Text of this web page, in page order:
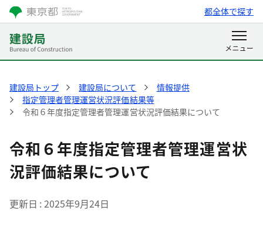
都全体で探す
建設局トップ 建設局について
情報提供
指定管理者管理運営状況評価結果等
令和６年度指定管理者管理運営状況評価結果について
令和６年度指定管理者管理運営状
況評価結果について
更新日 2025年9月24日